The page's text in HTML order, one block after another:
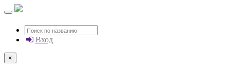
Вход
×